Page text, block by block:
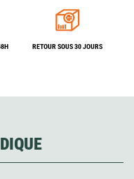
RETOUR SOUS 30 JOURS